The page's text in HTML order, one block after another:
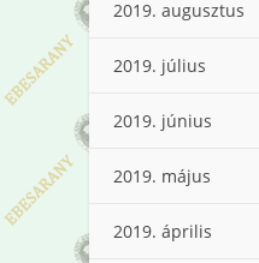
2019. augusztus
2019. július
2019. június
2019. május
2019. április